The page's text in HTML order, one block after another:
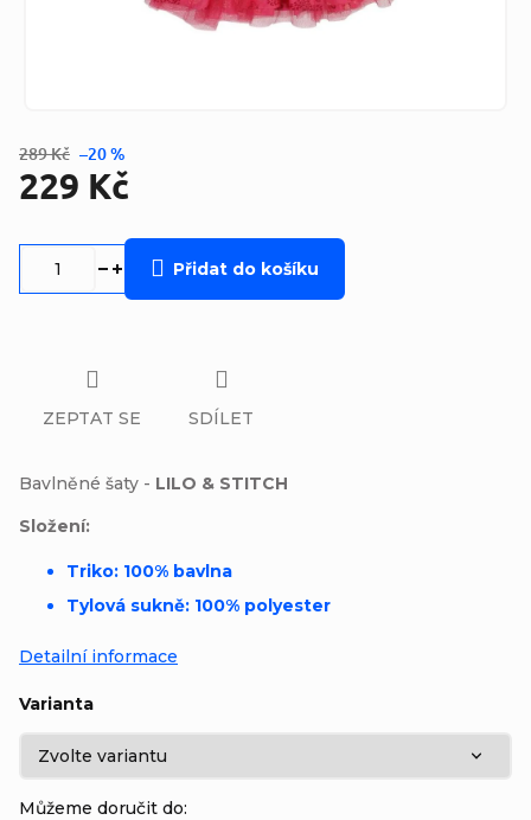
289 Kč –20 %
229 Kč
Varianta
Můžeme doručit do:
Přidat do košíku
Bavlněné šaty - LILO & STITCH
Složení:
Triko: 100% bavlna
Tylová sukně: 100% polyester
Detailní informace
ZEPTAT SE SDÍLET